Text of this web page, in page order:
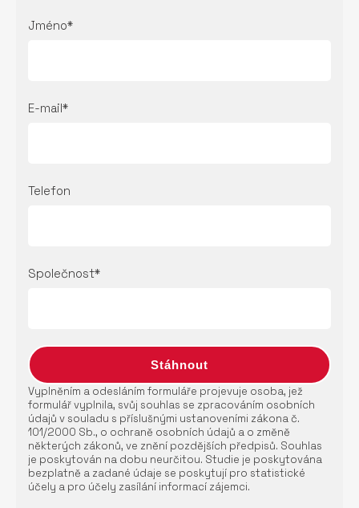
Jméno*
E-mail*
Telefon
Společnost*
Vyplněním a odesláním formuláře projevuje osoba, jež
formulář vyplnila, svůj souhlas se zpracováním osobních
údajů v souladu s příslušnými ustanoveními zákona č.
101/2000 Sb., o ochraně osobních údajů a o změně
některých zákonů, ve znění pozdějších předpisů. Souhlas
je poskytován na dobu neurčitou. Studie je poskytována
bezplatně a zadané údaje se poskytují pro statistické
účely a pro účely zasílání informací zájemci.